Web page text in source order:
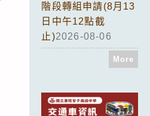
階段轉組申請(8月13
日中午12點截
止)2026-08-06
More